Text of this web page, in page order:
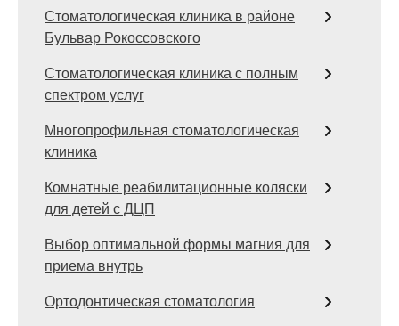
Стоматологическая клиника в районе
Бульвар Рокоссовского
Стоматологическая клиника с полным
спектром услуг
Многопрофильная стоматологическая
клиника
Комнатные реабилитационные коляски
для детей с ДЦП
Выбор оптимальной формы магния для
приема внутрь
Ортодонтическая стоматология